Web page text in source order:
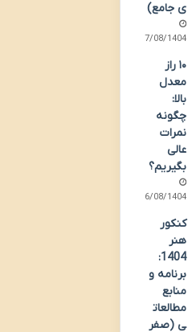
ی جامع)
17/08/1404
۱۰ راز
معدل
بالا:
چگونه
نمرات
عالی
بگیریم؟
16/08/1404
کنکور
هنر
1404:
برنامه و
منابع
مطالعات
ی (صفر